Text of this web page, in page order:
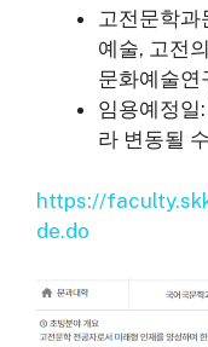
고전문학과
예술, 고전
문화예술연
임용예정일
라 변동될
https://
de.do